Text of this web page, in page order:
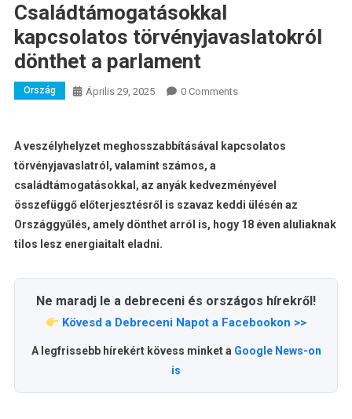
Családtámogatásokkal
kapcsolatos törvényjavaslatokról
dönthet a parlament
Ország Április 29, 2025 0 Comments
A veszélyhelyzet meghosszabbításával kapcsolatos
törvényjavaslatról, valamint számos, a
családtámogatásokkal, az anyák kedvezményével
összefüggő előterjesztésről is szavaz keddi ülésén az
Országgyűlés, amely dönthet arról is, hogy 18 éven aluliaknak
tilos lesz energiaitalt eladni.
Ne maradj le a debreceni és országos hírekről!
Kövesd a Debreceni Napot a Facebookon >>
A legfrissebb hírekért kövess minket a Google News-on
is